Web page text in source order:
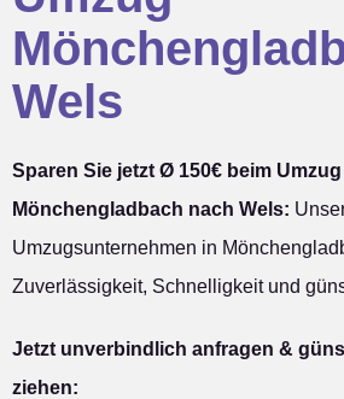
Wels
Sparen Sie jetzt Ø 150€ beim
Mönchengladbach nach Wels:
Umzugsunternehmen in
Zuverlässigkeit, Schnelligkeit und
Jetzt unverbindlich anfragen &
ziehen: